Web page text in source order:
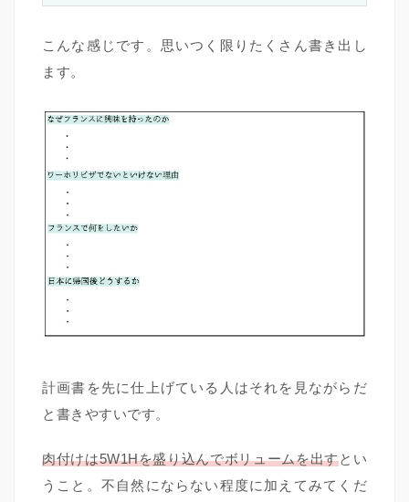
こんな感じです。思いつく限りたくさん書き出し
ます。
計画書を先に仕上げている人はそれを見ながらだ
と書きやすいです。
肉付けは5W1Hを盛り込んでボリュームを出すとい
うこと。不自然にならない程度に加えてみてくだ